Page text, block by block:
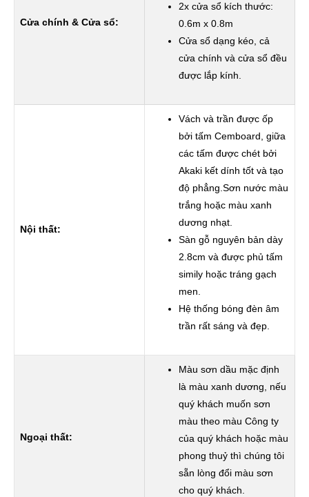
Cửa chính & Cửa sổ:
2x cửa sổ kích thước:
0.6m x 0.8m
Cửa sổ dạng kéo, cả
cửa chính và cửa sổ đều
được lắp kính.
Nội thất:
Vách và trần được ốp
bởi tấm Cemboard, giữa
các tấm được chét bởi
Akaki kết dính tốt và tạo
độ phẳng.Sơn nước màu
trắng hoặc màu xanh
dương nhạt.
Sàn gỗ nguyên bản dày
2.8cm và được phủ tấm
simily hoặc tráng gạch
men.
Hệ thống bóng đèn âm
trần rất sáng và đẹp.
Ngoại thất:
Màu sơn dầu mặc định
là màu xanh dương, nếu
quý khách muốn sơn
màu theo màu Công ty
của quý khách hoặc màu
phong thuỷ thì chúng tôi
sẵn lòng đổi màu sơn
cho quý khách.